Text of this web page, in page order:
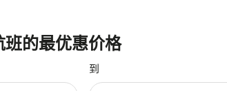
的最优惠价格
到